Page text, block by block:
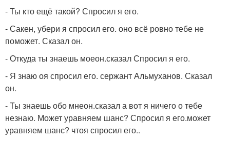
- Ты кто ещё такой? Спросил я его.
- Сакен, убери я спросил его. оно всё ровно тебе не
поможет. Сказал он.
- Откуда ты знаешь моеон.сказал Спросил я его.
- Я знаю оя спросил его. сержант Альмуханов. Сказал
он.
- Ты знаешь обо мнеон.сказал а вот я ничего о тебе
незнаю. Может уравняем шанс? Спросил я его.может
уравняем шанс? чтоя спросил его..